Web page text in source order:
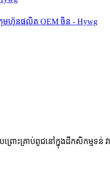
ះគ្រាប់ពូជនៅក្នុងដីកសិកម្មទន់ វ